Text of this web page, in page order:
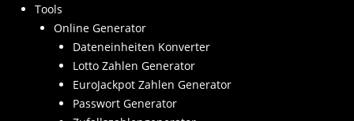
Tools
Online Generator
Dateneinheiten Konverter
Lotto Zahlen Generator
EuroJackpot Zahlen Generator
Passwort Generator